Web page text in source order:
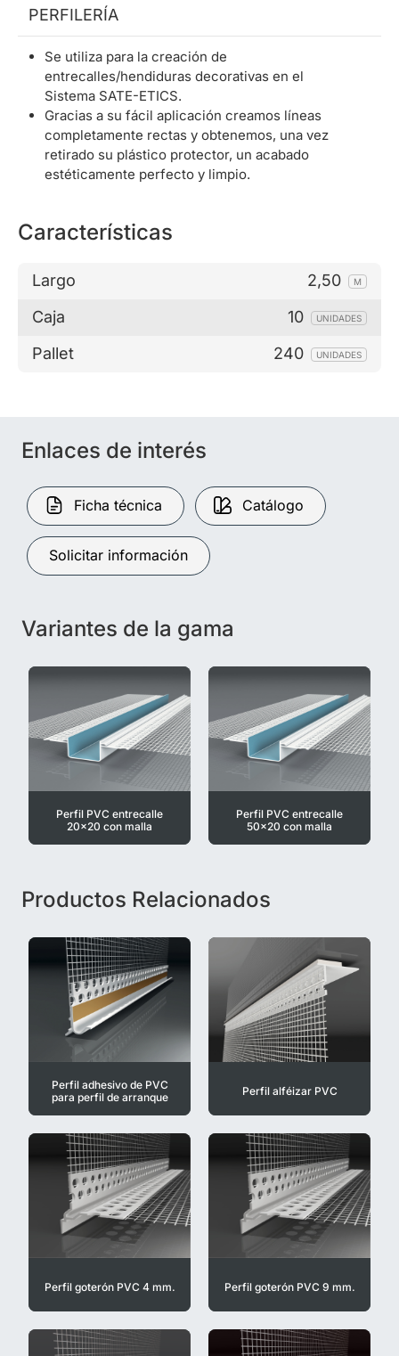
PERFILERÍA
Se utiliza para la creación de
entrecalles/hendiduras decorativas en el
Sistema SATE-ETICS.
Gracias a su fácil aplicación creamos líneas
completamente rectas y obtenemos, una vez
retirado su plástico protector, un acabado
estéticamente perfecto y limpio.
Características
Largo 2,50 M
Caja 10 UNIDADES
Pallet 240 UNIDADES
Enlaces de interés
Ficha técnica Catálogo
Solicitar información
Variantes de la gama
Perfil PVC entrecalle
20x20 con malla
Perfil PVC entrecalle
50x20 con malla
Productos Relacionados
Perfil adhesivo de PVC
para perfil de arranque
Perfil alféizar PVC
Perfil goterón PVC 4 mm. Perfil goterón PVC 9 mm.